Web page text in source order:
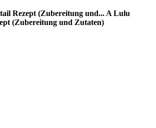
Rezept (Zubereitung und... A Lulu
(Zubereitung und Zutaten)